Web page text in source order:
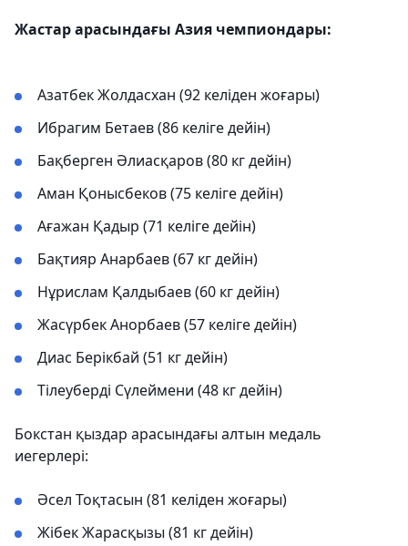
Жастар арасындағы Азия чемпиондары:
Азатбек Жолдасхан (92 келіден жоғары)
Ибрагим Бетаев (86 келіге дейін)
Бақберген Әлиасқаров (80 кг дейін)
Аман Қонысбеков (75 келіге дейін)
Ағажан Қадыр (71 келіге дейін)
Бақтияр Анарбаев (67 кг дейін)
Нұрислам Қалдыбаев (60 кг дейін)
Жасүрбек Анорбаев (57 келіге дейін)
Диас Берікбай (51 кг дейін)
Тілеуберді Сүлеймени (48 кг дейін)
Бокстан қыздар арасындағы алтын медаль
иегерлері:
Әсел Тоқтасын (81 келіден жоғары)
Жібек Жарасқызы (81 кг дейін)